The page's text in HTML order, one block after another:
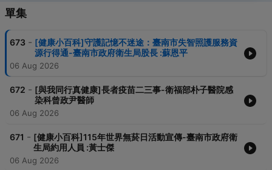
單集
673 - [健康小百科]守護記憶不迷途：臺南市失智照護服務資
源行得通-臺南市政府衛生局股長 :蘇恩平
06 Aug 2026
672 - [與我同行真健康]長者疫苗二三事-衛福部朴子醫院感
染科曾政尹醫師
06 Aug 2026
671 - [健康小百科]115年世界無菸日活動宣傳-臺南市政府衛
生局約用人員 :黃士傑
06 Aug 2026